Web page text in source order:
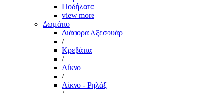
Ποδήλατα
view more
Δωμάτιο
Διάφορα Αξεσουάρ
/
Κρεβάτια
/
Λίκνο
/
Λίκνο - Ρηλάξ